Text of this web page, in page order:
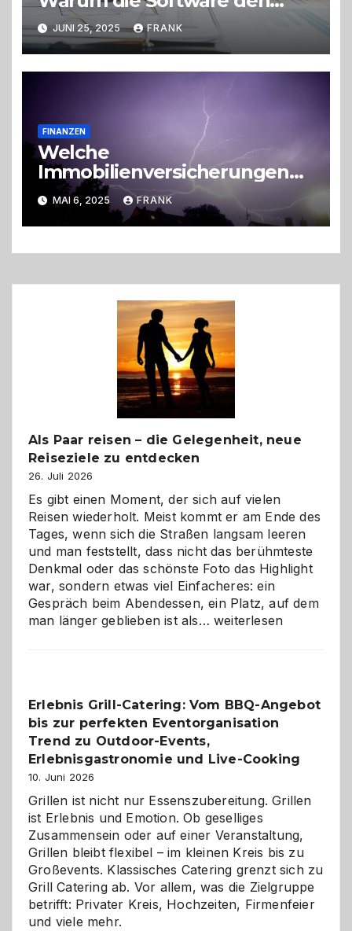
Unterschied macht
JUNI 25, 2025 FRANK
FINANZEN
Welche
Immobilienversicherungen
sind sinnvoll?
MAI 6, 2025 FRANK
Als Paar reisen – die Gelegenheit, neue
Reiseziele zu entdecken
26. Juli 2026
Es gibt einen Moment, der sich auf vielen
Reisen wiederholt. Meist kommt er am Ende des
Tages, wenn sich die Straßen langsam leeren
und man feststellt, dass nicht das berühmteste
Denkmal oder das schönste Foto das Highlight
war, sondern etwas viel Einfacheres: ein
Gespräch beim Abendessen, ein Platz, auf dem
man länger geblieben ist als… Als
Gelegenheit,
neue
zu
weiterlesen
Erlebnis Grill-Catering: Vom BBQ-Angebot
bis zur perfekten Eventorganisation
Trend zu Outdoor-Events,
Erlebnisgastronomie und Live-Cooking
10. Juni 2026
Grillen ist nicht nur Essenszubereitung. Grillen
ist Erlebnis und Emotion. Ob geselliges
Zusammensein oder auf einer Veranstaltung,
Grillen bleibt flexibel – im kleinen Kreis bis zu
Großevents. Klassisches Catering grenzt sich zu
Grill Catering ab. Vor allem, was die Zielgruppe
betrifft: Privater Kreis, Hochzeiten, Firmenfeier
und viele mehr.